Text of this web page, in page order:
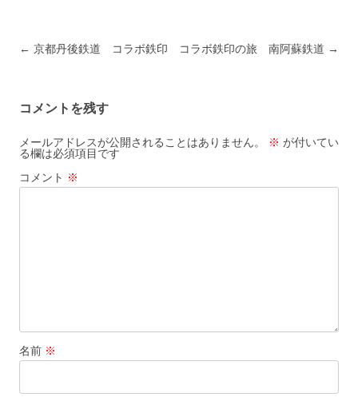
投稿ナビゲーション
← 京都丹後鉄道 コラボ鉄印 コラボ鉄印の旅 南阿蘇鉄道 →
コメントを残す
メールアドレスが公開されることはありません。 ※ が付いてい
る欄は必須項目です
コメント ※
名前 ※